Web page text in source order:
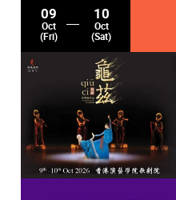
09
Oct
(Fri)
10
Oct
(Sat)